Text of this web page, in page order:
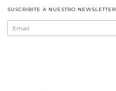
SUSCRIBITE A NUESTRO NEWSLETTER